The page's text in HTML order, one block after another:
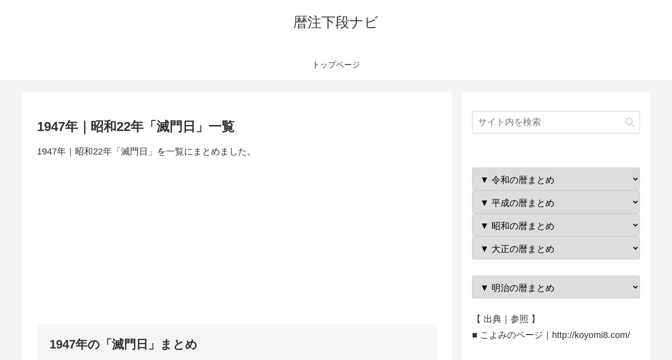
暦注下段ナビ
トップページ
1947年｜昭和22年「滅門日」一覧
1947年｜昭和22年「滅門日」を一覧にまとめました。
1947年の「滅門日」まとめ
【 出典｜参照 】
■ こよみのページ｜http://koyomi8.com/